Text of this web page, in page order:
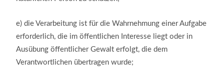
e) die Verarbeitung ist für die Wahrnehmung einer Aufgabe
erforderlich, die im öffentlichen Interesse liegt oder in
Ausübung öffentlicher Gewalt erfolgt, die dem
Verantwortlichen übertragen wurde;